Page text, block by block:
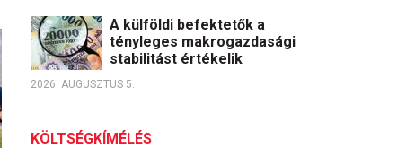
A külföldi befektetők a
tényleges makrogazdasági
stabilitást értékelik
2026. AUGUSZTUS 5.
KÖLTSÉGKÍMÉLÉS